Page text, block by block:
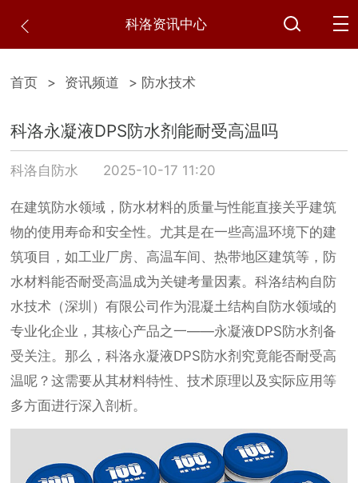
科洛资讯中心
首页 > 资讯频道 > 防水技术
科洛永凝液DPS防水剂能耐受高温吗
科洛自防水 2025-10-17 11:20
在建筑防水领域，防水材料的质量与性能直接关乎建筑
物的使用寿命和安全性。尤其是在一些高温环境下的建
筑项目，如工业厂房、高温车间、热带地区建筑等，防
水材料能否耐受高温成为关键考量因素。科洛结构自防
水技术（深圳）有限公司作为混凝土结构自防水领域的
专业化企业，其核心产品之一——永凝液DPS防水剂备
受关注。那么，科洛永凝液DPS防水剂究竟能否耐受高
温呢？这需要从其材料特性、技术原理以及实际应用等
多方面进行深入剖析。